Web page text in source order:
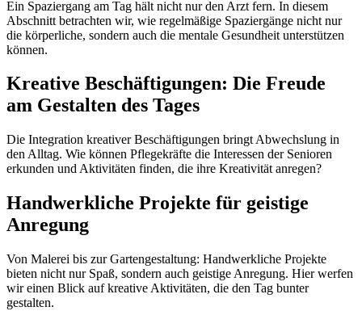
Ein Spaziergang am Tag hält nicht nur den Arzt fern. In diesem
Abschnitt betrachten wir, wie regelmäßige Spaziergänge nicht nur
die körperliche, sondern auch die mentale Gesundheit unterstützen
können.
Kreative Beschäftigungen: Die Freude
am Gestalten des Tages
Die Integration kreativer Beschäftigungen bringt Abwechslung in
den Alltag. Wie können Pflegekräfte die Interessen der Senioren
erkunden und Aktivitäten finden, die ihre Kreativität anregen?
Handwerkliche Projekte für geistige
Anregung
Von Malerei bis zur Gartengestaltung: Handwerkliche Projekte
bieten nicht nur Spaß, sondern auch geistige Anregung. Hier werfen
wir einen Blick auf kreative Aktivitäten, die den Tag bunter
gestalten.